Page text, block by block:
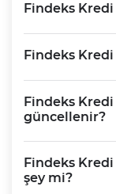
Findeks
Findeks Kredi
Findeks Kredi
güncellenir?
Findeks
şey mi?